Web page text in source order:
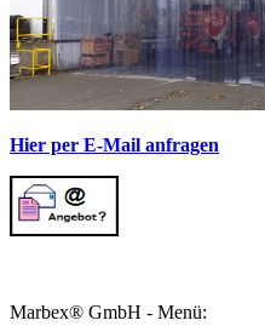
Hier per E-Mail anfragen
Marbex® GmbH - Menü: